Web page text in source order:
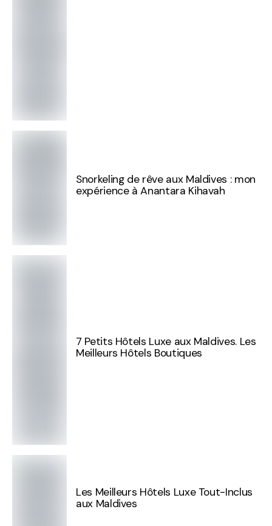
Snorkeling de rêve aux Maldives : mon
expérience à Anantara Kihavah
7 Petits Hôtels Luxe aux Maldives. Les
Meilleurs Hôtels Boutiques
Les Meilleurs Hôtels Luxe Tout-Inclus
aux Maldives